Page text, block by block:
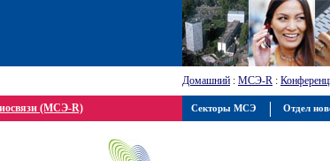
Домашний : МСЭ-R :
(МСЭ-R) Секторы МСЭ Отдел